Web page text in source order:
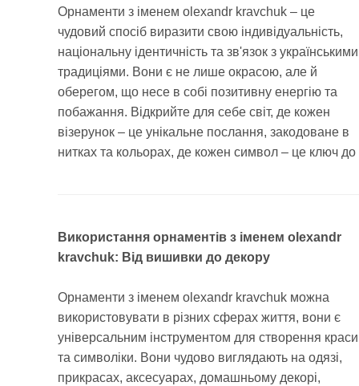
Орнаменти з іменем olexandr kravchuk – це
чудовий спосіб виразити свою індивідуальність,
національну ідентичність та зв'язок з українськими
традиціями. Вони є не лише окрасою, але й
оберегом, що несе в собі позитивну енергію та
побажання. Відкрийте для себе світ, де кожен
візерунок – це унікальне послання, закодоване в
нитках та кольорах, де кожен символ – це ключ до
Використання орнаментів з іменем olexandr
kravchuk: Від вишивки до декору
Орнаменти з іменем olexandr kravchuk можна
використовувати в різних сферах життя, вони є
універсальним інструментом для створення краси
та символіки. Вони чудово виглядають на одязі,
прикрасах, аксесуарах, домашньому декорі,